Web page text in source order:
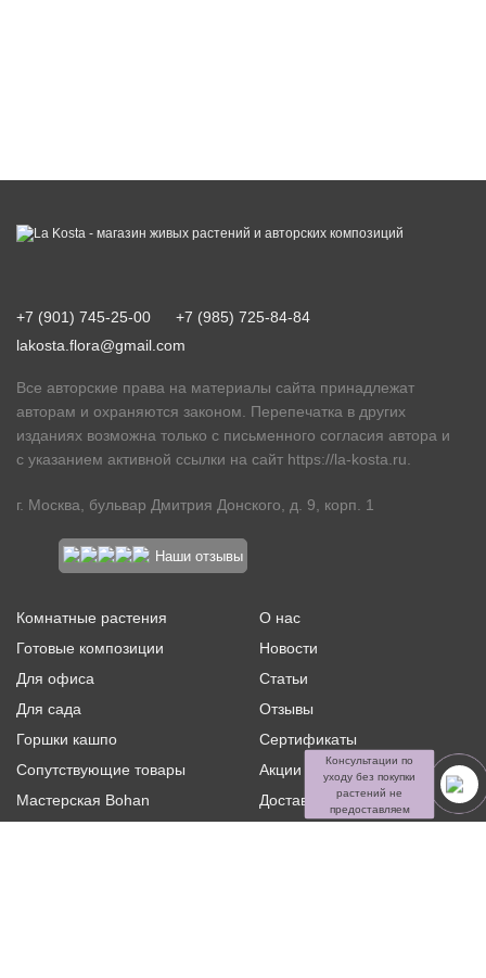
+7 (901) 745-25-00
+7 (985) 725-84-84
lakosta.flora@gmail.com
Все авторские права на материалы сайта принадлежат
авторам и охраняются законом. Перепечатка в других
изданиях возможна только с письменного согласия автора и
с указанием активной ссылки на сайт https://la-kosta.ru
г. Москва, бульвар Дмитрия Донского, д. 9, корп. 1
Наши отзывы
Комнатные растения
Готовые композиции
Для офиса
Для сада
Горшки кашпо
Сопутствующие товары
Мастерская Bohan
О нас
Новости
Статьи
Отзывы
Сертификаты
Акции и скидки
Доставка и оплата
Консультации по
уходу без покупки
растений не
предоставляем